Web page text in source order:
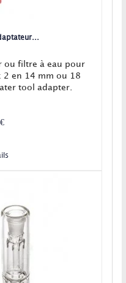
ou filtre à eau pour
2 en 14 mm ou 18
tool adapter.